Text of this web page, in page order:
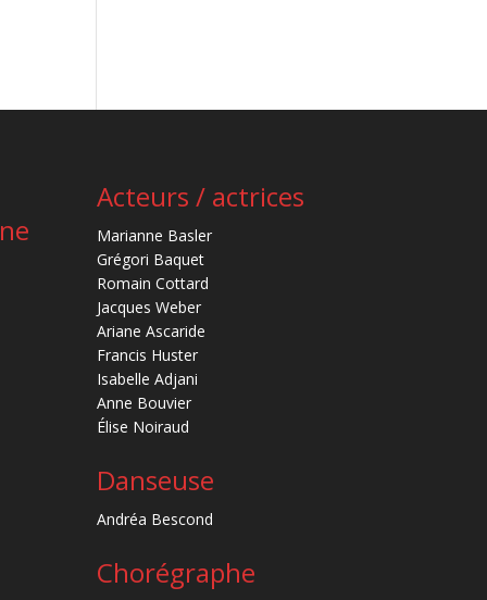
Acteurs / actrices
Marianne Basler
Grégori Baquet
Romain Cottard
Jacques Weber
Ariane Ascaride
Francis Huster
Isabelle Adjani
Anne Bouvier
Élise Noiraud
Danseuse
Andréa Bescond
Chorégraphe